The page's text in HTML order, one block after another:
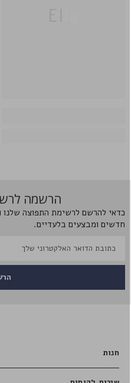
הרשמה
כדאי להרשם לרשימת התפוצה שלנו
חדשים ומבצעים בלעדיים.
חנות